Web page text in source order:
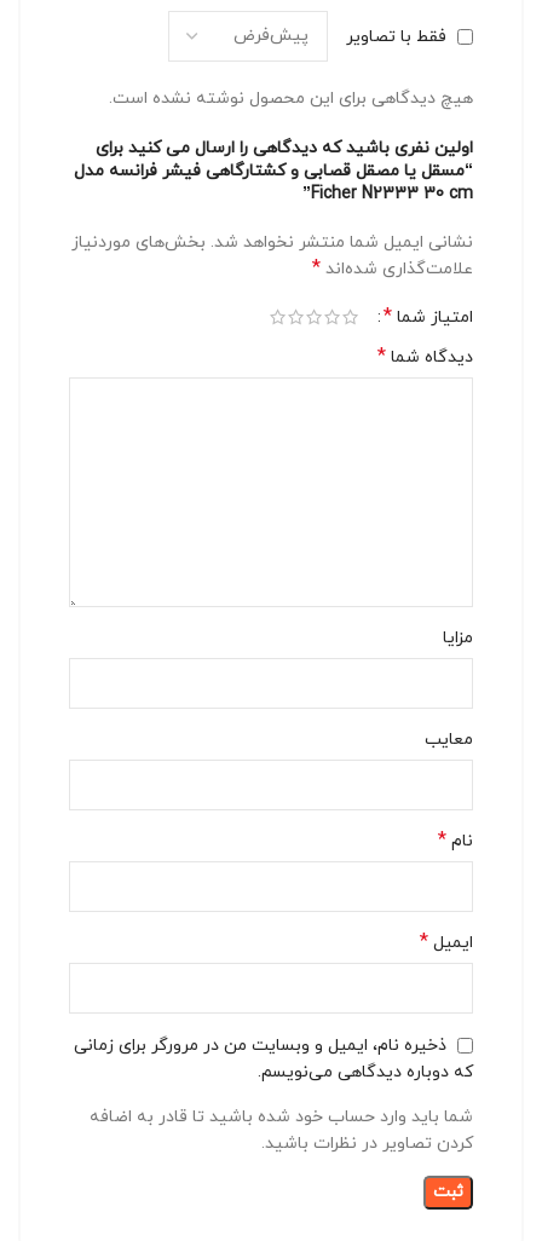
فقط با تصاویر
هیچ دیدگاهی برای این محصول نوشته نشده است.
اولین نفری باشید که دیدگاهی را ارسال می کنید برای
“مسقل یا مصقل قصابی و کشتارگاهی فیشر فرانسه مدل
Ficher N2333 30 cm”
نشانی ایمیل شما منتشر نخواهد شد. بخش‌های موردنیاز
علامت‌گذاری شده‌اند *
امتیاز شما *
دیدگاه شما *
مزایا
معایب
نام *
ایمیل *
ذخیره نام، ایمیل و وبسایت من در مرورگر برای زمانی
که دوباره دیدگاهی می‌نویسم.
شما باید وارد حساب خود شده باشید تا قادر به اضافه
کردن تصاویر در نظرات باشید.